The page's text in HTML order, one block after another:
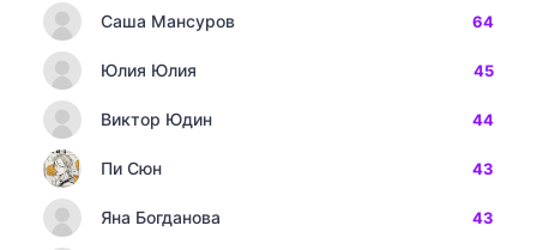
Саша Мансуров 64
Юлия Юлия 45
Виктор Юдин 44
Пи Сюн 43
Яна Богданова 43